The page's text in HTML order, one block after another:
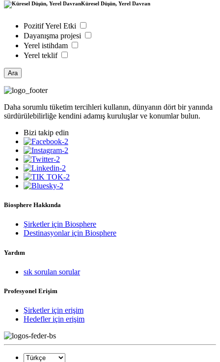
Küresel Düşün, Yerel Davran
Pozitif Yerel Etki
Dayanışma projesi
Yerel istihdam
Yerel teklif
Ara
Daha sorumlu tüketim tercihleri kullanın, dünyanın dört bir yanında
sürdürülebilirliğe kendini adamış kuruluşlar ve konumlar bulun.
Bizi takip edin
Biosphere Hakkında
Şirketler için Biosphere
Destinasyonlar için Biosphere
Yardım
sık sorulan sorular
Profesyonel Erişim
Şirketler için erişim
Hedefler için erişim